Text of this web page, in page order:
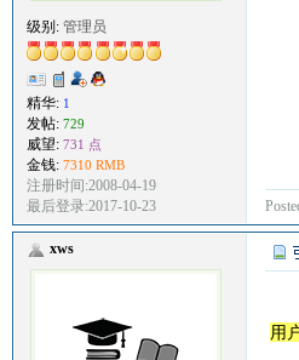
级别: 管理员
精华: 1
发帖: 729
威望: 731 点
金钱: 7310 RMB
注册时间:2008-04-19
最后登录:2017-10-23
xws
用